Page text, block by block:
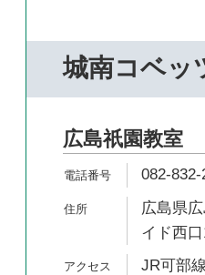
城南コベッ
広島祇園教室
082-832-
広島県
イド西
JR可部